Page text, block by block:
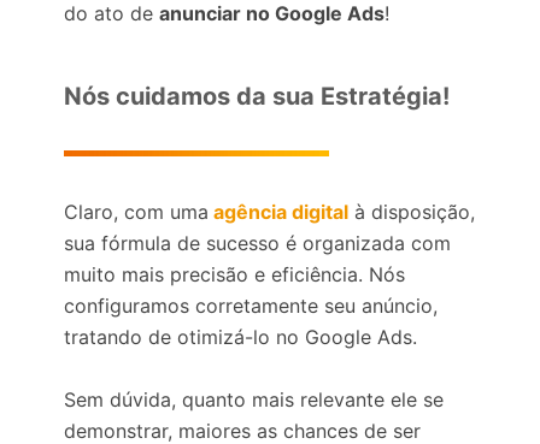
do ato de anunciar no Google Ads!
Nós cuidamos da sua Estratégia!
Claro, com uma agência digital à disposição,
sua fórmula de sucesso é organizada com
muito mais precisão e eficiência. Nós
configuramos corretamente seu anúncio,
tratando de otimizá-lo no Google Ads.
Sem dúvida, quanto mais relevante ele se
demonstrar, maiores as chances de ser